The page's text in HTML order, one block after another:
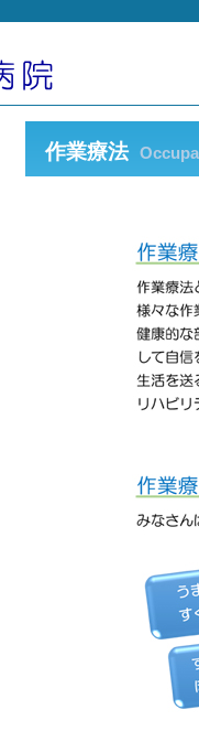
作業療法